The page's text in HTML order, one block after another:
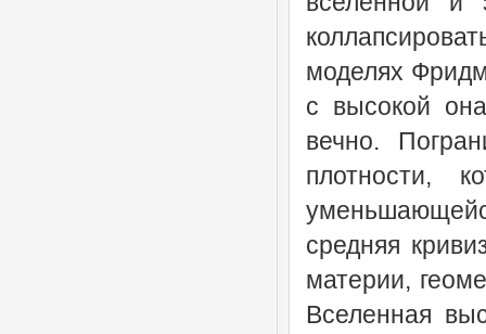
моделях
с высокой
вечно.
плотности,
средняя
материи,
Вселенная